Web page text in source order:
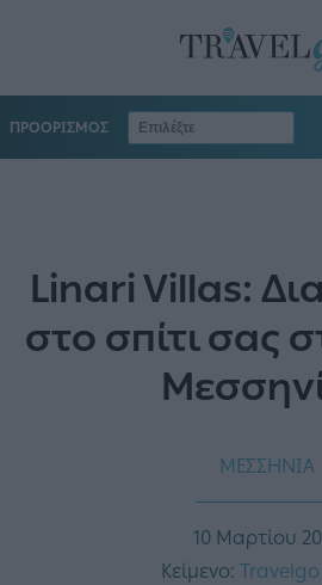
ΠΡΟΟΡΙΣΜΟΣ
Linari Villas:
στο σπίτι σας
ΜΕΣΣΗΝΙΑ
10 Μαρτίου
Κείμενο: Travelgo